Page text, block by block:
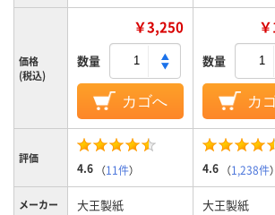
価格
(税込)
￥3,250
数量
カゴへ
数量
カ
評価
4.6 （11件） 4.6 （1,238件）
メーカー 大王製紙 大王製紙